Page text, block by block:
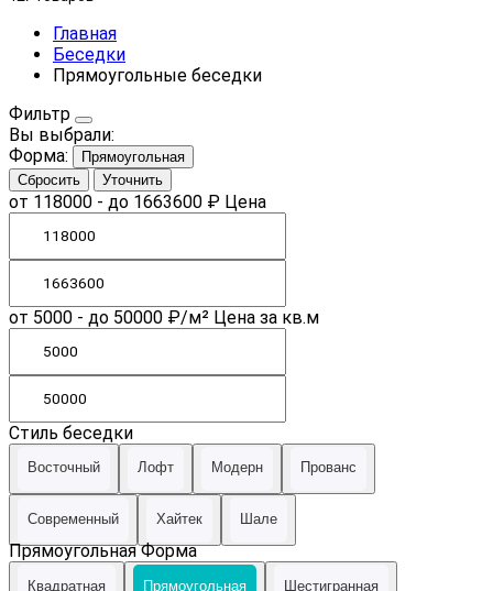
Главная
Беседки
Прямоугольные беседки
Фильтр
Вы выбрали:
Форма:
Прямоугольная
Сбросить
Уточнить
от 118000 - до 1663600 ₽ Цена
от 5000 - до 50000 ₽/м² Цена за кв.м
Стиль беседки
Восточный Лофт Модерн Прованс
Современный Хайтек Шале
Прямоугольная Форма
Квадратная Прямоугольная Шестигранная